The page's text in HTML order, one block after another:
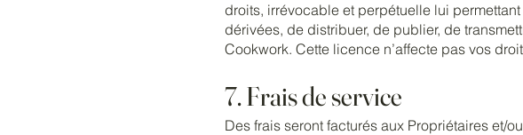
droits, irrévocable et perpétuelle lui
dérivées, de distribuer, de publier, de
Cookwork. Cette licence n’affecte pas vos
7. Frais de service
Des frais seront facturés aux Propriétaires et/